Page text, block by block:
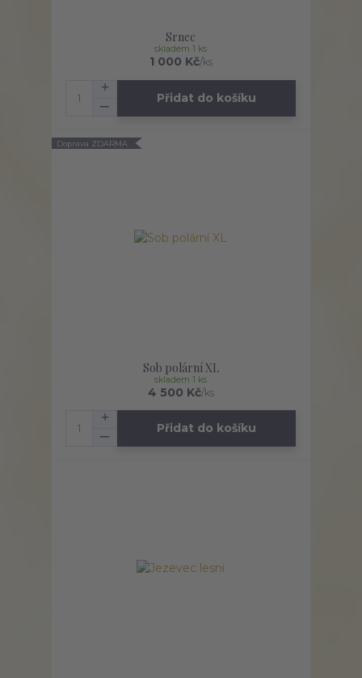
Srnec
1 000 Kč/ks
skladem 1 ks
Přidat do košíku
Doprava ZDARMA
Sob polární XL
4 500 Kč/ks
skladem 1 ks
Přidat do košíku